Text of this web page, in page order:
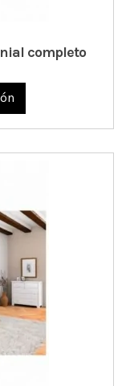
completo